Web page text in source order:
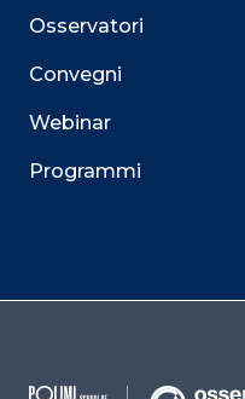
Osservatori
Convegni
Webinar
Programmi